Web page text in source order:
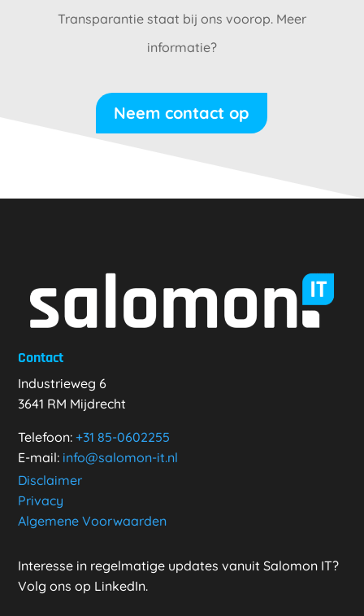
Transparantie staat bij ons voorop. Meer
informatie?
Neem contact op
Contact
Industrieweg 6
3641 RM Mijdrecht
Telefoon:+3185-0602255
E-mail: info@salomon-it.nl
Disclaimer
Privacy
Algemene Voorwaarden
Interesse in regelmatige updates vanuit Salomon IT?
Volg ons op LinkedIn.